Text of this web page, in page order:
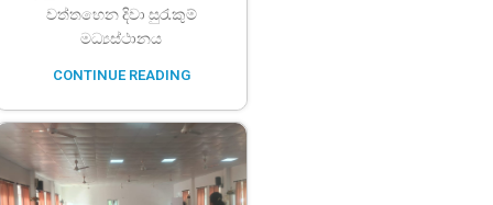
වත්තහෙන දිවා සුරැකුම්
මධ්‍යස්ථානය
CONTINUE READING